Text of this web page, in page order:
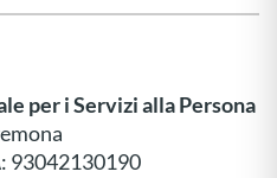
per i Servizi alla Persona
93042130190